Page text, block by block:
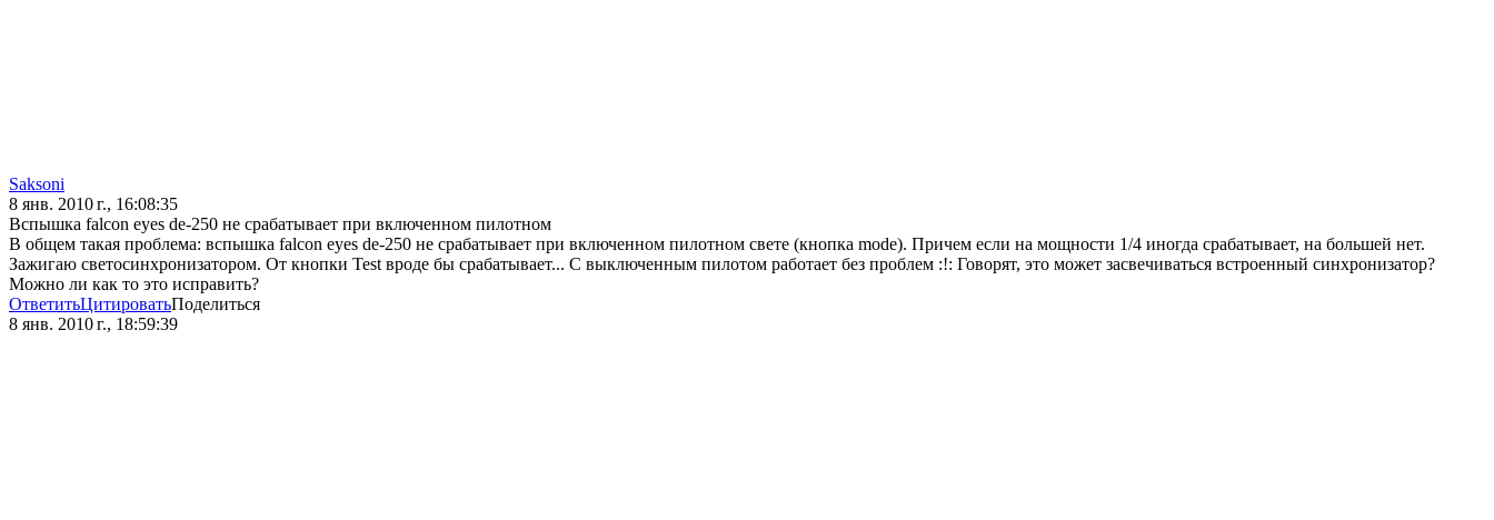
Saksoni
8 янв. 2010 г., 16:08:35
Вспышка falcon eyes de-250 не срабатывает при включенном пилотном
В общем такая проблема: вспышка falcon eyes de-250 не срабатывает при включенном пилотном свете (кнопка mode). Причем если на мощности 1/4 иногда срабатывает, на большей нет.
Зажигаю светосинхронизатором. От кнопки Test вроде бы срабатывает... С выключенным пилотом работает без проблем :!: Говорят, это может засвечиваться встроенный синхронизатор?
Можно ли как то это исправить?
ОтветитьЦитироватьПоделиться
8 янв. 2010 г., 18:59:39